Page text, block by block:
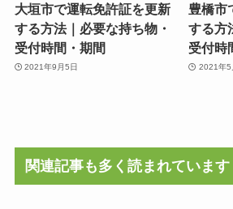
大垣市で運転免許証を更新
する方法｜必要な持ち物・
受付時間・期間
2021年9月5日
豊橋市
する方
受付時
2021年5
関連記事も多く読まれています